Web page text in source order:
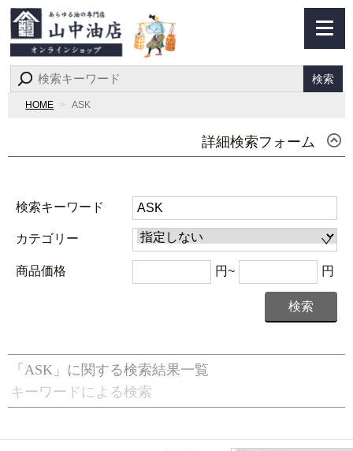
検索
HOME ASK
詳細検索フォーム
検索キーワード
カテゴリー
商品価格 円~ 円
検索
キーワードによる検索
「ASK」に関する検索結果一覧